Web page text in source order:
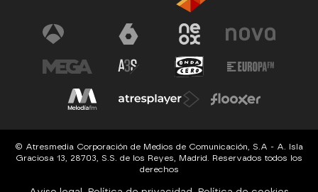
© Atresmedia Corporación de Medios de Comunicación, S.A - A. Isla
Graciosa 13, 28703, S.S. de los Reyes, Madrid. Reservados todos los
derechos